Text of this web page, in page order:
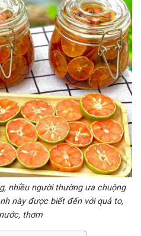
nhiều người thường ưa chuộng
này được biết đến với quả to,
thơm